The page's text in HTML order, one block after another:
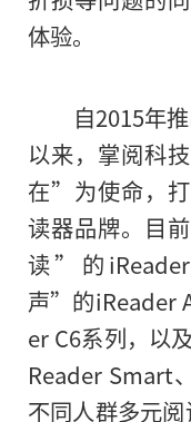
体验。
自2015年
以来， 掌阅科
在”为使命，
读器品牌。目
读”的
声”的iReader
er C6系列，
Reader Smart
不同人群多元